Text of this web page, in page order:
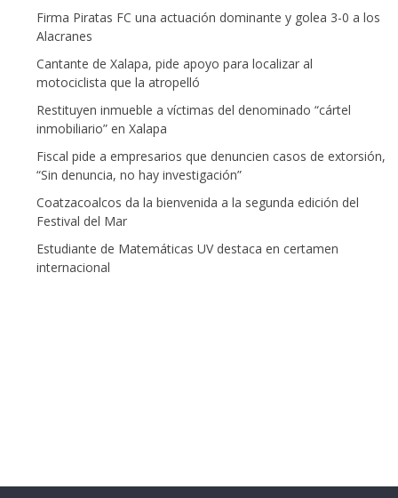
Firma Piratas FC una actuación dominante y golea 3-0 a los
Alacranes
Cantante de Xalapa, pide apoyo para localizar al
motociclista que la atropelló
Restituyen inmueble a víctimas del denominado “cártel
inmobiliario” en Xalapa
Fiscal pide a empresarios que denuncien casos de extorsión,
“Sin denuncia, no hay investigación”
Coatzacoalcos da la bienvenida a la segunda edición del
Festival del Mar
Estudiante de Matemáticas UV destaca en certamen
internacional